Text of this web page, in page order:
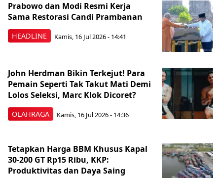
HEADLINE
Prabowo dan Modi Resmi Kerja
Sama Restorasi Candi Prambanan
Kamis, 16 Jul 2026 - 14:41
OLAHRAGA
John Herdman Bikin Terkejut! Para
Pemain Seperti Tak Takut Mati Demi
Lolos Seleksi, Marc Klok Dicoret?
Kamis, 16 Jul 2026 - 14:36
Tetapkan Harga BBM Khusus Kapal
30-200 GT Rp15 Ribu, KKP:
Produktivitas dan Daya Saing